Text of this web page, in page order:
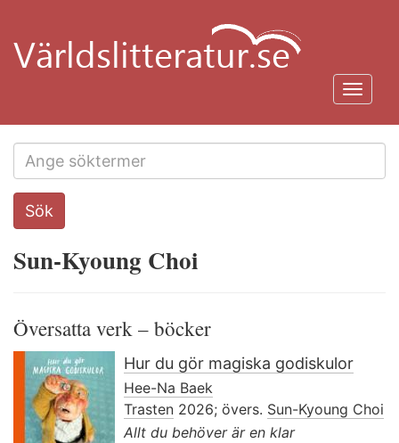
huvudinnehåll
Search
this
Sök
Sun-Kyoung Choi
Översatta verk – böcker
Hur du gör magiska godiskulor
Hee-Na Baek
Trasten 2026; övers. Sun-Kyoung Choi
Allt du behöver är en klar